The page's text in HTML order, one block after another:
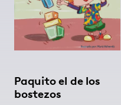
Paquito el de los
bostezos